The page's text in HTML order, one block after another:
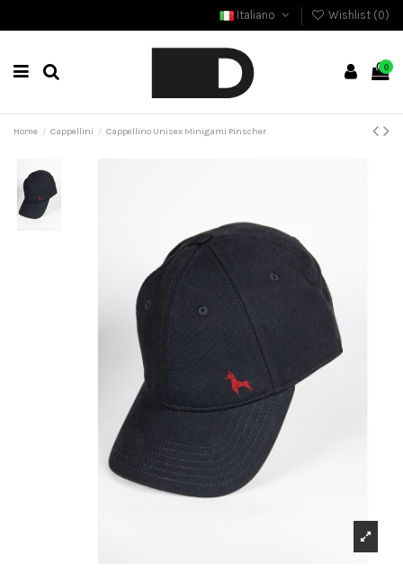
Italiano Wishlist (0)
0
Home Cappellini Cappellino Unisex Minigami Pinscher